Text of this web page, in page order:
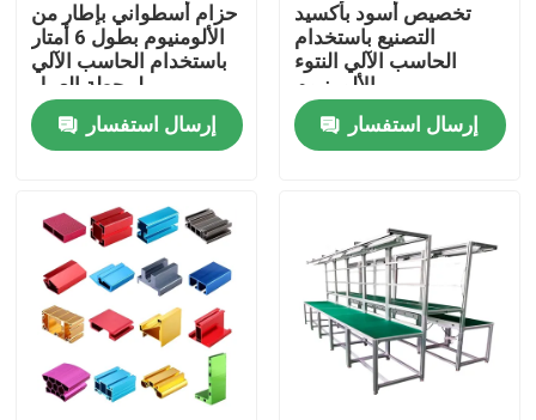
الملف الألومنيوم الصناعي
البثق الألومنيوم الشخصي
أنودة الألومنيوم الشخصي
الشخصي الألومنيوم الشخصي
الملف الألومنيوم باستخدام الحاسب الآلي
حزام أسطواني بإطار من
الألومنيوم بطول 6 أمتار
باستخدام الحاسب الآلي
لمحطة العمل
إرسال استفسار
تخصيص أسود بأكسيد
التصنيع باستخدام
الحاسب الآلي النتوء
الألومنيوم
إرسال استفسار